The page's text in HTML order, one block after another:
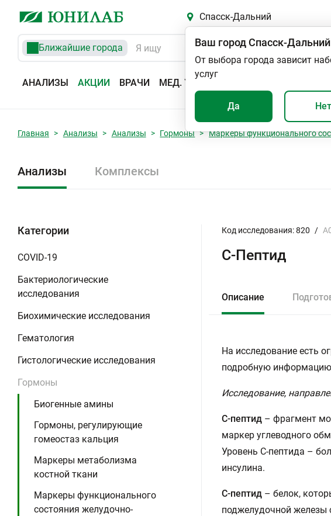
Спасск-Дальний
Ближайшие города
АНАЛИЗЫ АКЦИИ ВРАЧИ МЕД. УСЛУГИ
Ваш городСпасск-Дальний
От выбора города зависит
услуг
Да Нет
Главная Анализы Анализы Гормоны Маркеры функционального
Анализы Комплексы
Категории
COVID-19
Бактериологические
исследования
Биохимические исследования
Гематология
Гистологические исследования
Гормоны
Биогенные амины
Гормоны, регулирующие
гомеостаз кальция
Маркеры метаболизма
костной ткани
Маркеры функционального
состояния желудочно-
Код исследования: 820 /
С-Пептид
Описание
На исследование есть
подробную информацию
Исследование,
С-пептид – фрагмент
маркер углеводного
Уровень С-пептида –
инсулина.
С-пептид – белок,
поджелудочной железы